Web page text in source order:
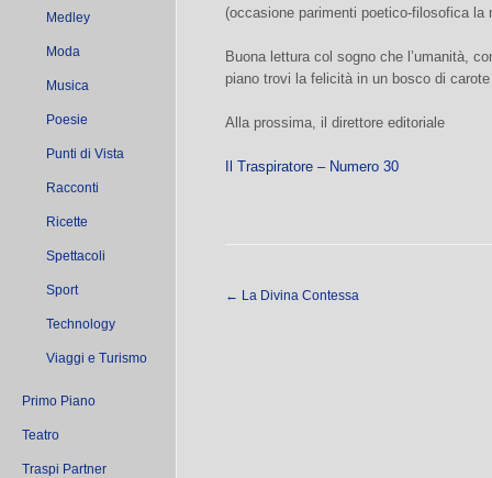
Medley
Moda
Musica
Poesie
Punti di Vista
Racconti
Ricette
Spettacoli
Sport
Technology
Viaggi e Turismo
Primo Piano
Teatro
Traspi Partner
(occasione parimenti poetico-filosofica
Buona lettura col sogno che l’umanità,
piano trovi la felicità in un bosco di
Alla prossima, il direttore editoriale
Il Traspiratore – Numero 30
← La Divina Contessa